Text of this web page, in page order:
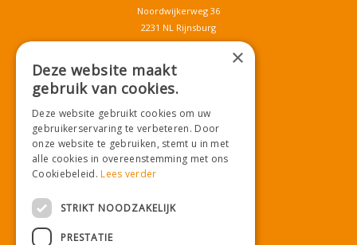
Noordwijkerweg 36
2231 NL Rijnsburg
T.071-4080959
info@tuincentrumdemooij.nl
Download onze App!
×
Deze website maakt
gebruik van cookies.
Deze website gebruikt cookies om uw
gebruikerservaring te verbeteren. Door
onze website te gebruiken, stemt u in met
alle cookies in overeenstemming met ons
Cookiebeleid.Lees verder
STRIKT NOODZAKELIJK
PRESTATIE